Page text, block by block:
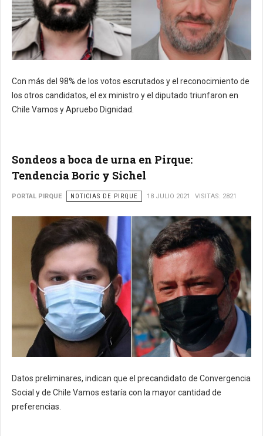
Con más del 98% de los votos escrutados y el reconocimiento de
los otros candidatos, el ex ministro y el diputado triunfaron en
Chile Vamos y Apruebo Dignidad.
Sondeos a boca de urna en Pirque:
Tendencia Boric y Sichel
PORTAL PIRQUE NOTICIAS DE PIRQUE 18 JULIO 2021 VISITAS: 2821
Datos preliminares, indican que el precandidato de Convergencia
Social y de Chile Vamos estaría con la mayor cantidad de
preferencias.